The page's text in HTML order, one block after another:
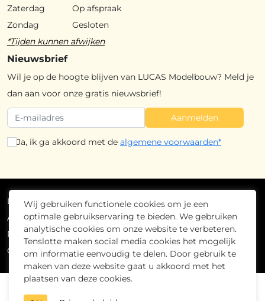
Wij gebruiken functionele cookies om je een
optimale gebruikservaring te bieden. We gebruiken
analytische cookies om onze website te verbeteren.
Tenslotte maken social media cookies het mogelijk
om informatie eenvoudig te delen. Door gebruik te
maken van deze website gaat u akkoord met het
plaatsen van deze cookies.
Zaterdag
Op afspraak
Zondag
Gesloten
*Tijden kunnen afwijken
Nieuwsbrief
Wil je op de hoogte blijven van LUCAS Modelbouw? Meld je
dan aan voor onze gratis nieuwsbrief!
Aanmelden
Ja, ik ga akkoord met de algemene voorwaarden*
Lucas Modelbouw 2026 - Alle rechten voorbehouden
Algemene voorwaarden
Privacybeleid
Cookiebeleid